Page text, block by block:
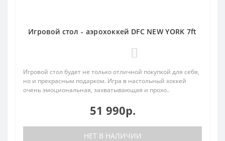
Игровой стол - аэрохоккей DFC NEW YORK 7ft
Игровой стол будет не только отличной покупкой для себя,
но и прекрасным подарком. Игра в настольный хоккей
очень эмоциональная, захватывающая и прохо..
51 990р.
НЕТ В НАЛИЧИИ